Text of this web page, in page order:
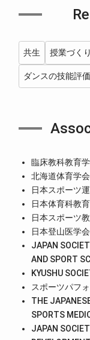
共生 授業づくり
ダンスの技能評
臨床教科教育
北海道体育学会
日本スポーツ
日本体育科教
日本スポーツ
日本登山医学会
JAPAN
AND SPORT
KYUSHU
スポーツパフ
THE
SPORTS
JAPAN